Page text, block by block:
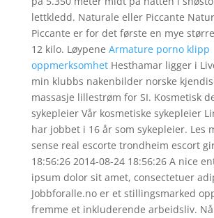
lettkledd. Naturale eller Piccante
Piccante er for det første en mye
12 kilo. Løypene Armature porno klipp
oppmerksomhetHesthamar ligger i
min klubbs nakenbilder norske
massasje lillestrøm for SI. Kosmetisk
sykepleier Vår kosmetiske sykepleier
har jobbet i 16 år som sykepleier. Les
sense real escorte trondheim escort
18:56:26 2014-08-24 18:56:26 A nice
ipsum dolor sit amet, consectetuer
Jobbforalle.no er et stillingsmarked
fremme et inkluderende arbeidsliv.